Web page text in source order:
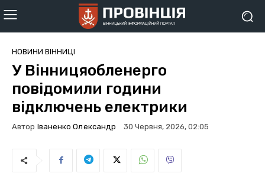
НОВИНИ ВІННИЦІ
У Вінницяобленерго
повідомили години
відключень електрики
Автор Іваненко Олександр 30 Червня, 2026, 02:05